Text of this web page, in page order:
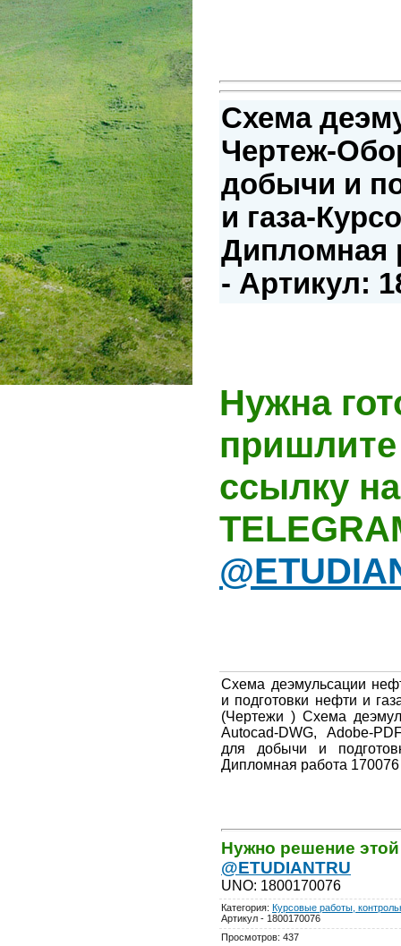
Схема
Чертеж-
добычи и
и газа-
Дипломная
- Артикул:
Нужна
ссылку
Схема деэмульсации
и подготовки нефти и
(Чертежи ) Схема
Autocad-DWG, Adobe-
для добычи и
Дипломная работа 170076
Нужно решение
@ETUDIANTRU
UNO: 1800170076
Категория: Курсовые работы,
Артикул - 1800170076
Просмотров: 437